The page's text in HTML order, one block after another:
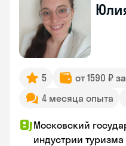
5
от 1590 ₽
4 месяца опыта
Московский
индустрии